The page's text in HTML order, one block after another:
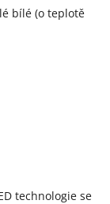
bílé (o teplotě
technologie se